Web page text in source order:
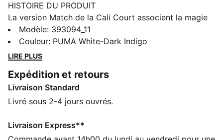
HISTOIRE DU PRODUIT
La version Match de la Cali Court associent la magie
du sport à l’effervescence de la rue. La coupe simple
et élégante est idéale pour créer un outfit à la fois
décontracté et passe-partout. Peu importe la tenue
votre modèle de prédilection.
DÉTAILS
Tige en cuir recyclé avec détails en suède
Semelle extérieure en caoutchouc EVA
Bande PUMA Formstrip en cuir souple sur le côté
Modèle: 393094_11
Couleur: PUMA White-Dark Indigo
LIRE PLUS
Expédition et retours
Livraison Standard
Livré sous 2-4 jours ouvrés.
Livraison Express**